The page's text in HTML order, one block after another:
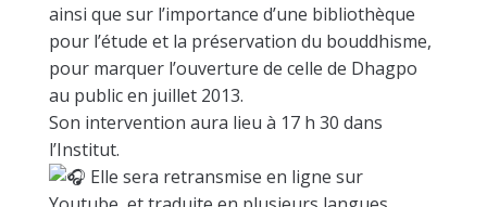
ainsi que sur l’importance d’une bibliothèque
pour l’étude et la préservation du bouddhisme,
pour marquer l’ouverture de celle de Dhagpo
au public en juillet 2013.
Son intervention aura lieu à 17 h 30 dans
l’Institut.
Elle sera retransmise en ligne sur